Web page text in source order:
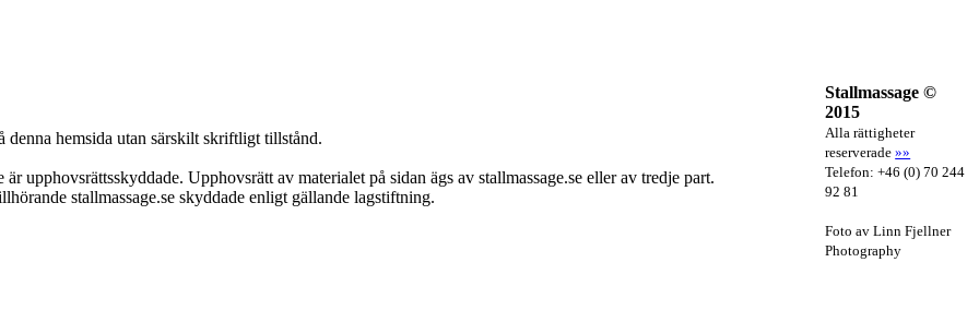
hemsida utan särskilt skriftligt tillstånd.
upphovsrättsskyddade. Upphovsrätt av materialet på sidan ägs av stallmassage.se eller av tredje part.
stallmassage.se skyddade enligt gällande lagstiftning.
Stallmassage ©
2015
Alla rättigheter
reserverade»»
Telefon: +46 (0) 70 244
92 81
Foto av Linn Fjellner
Photography